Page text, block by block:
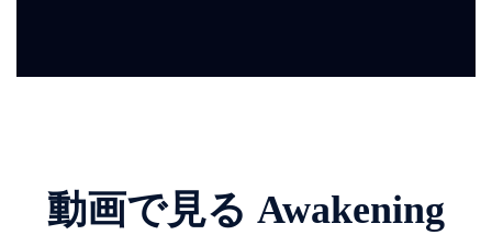
動画で見る Awakening